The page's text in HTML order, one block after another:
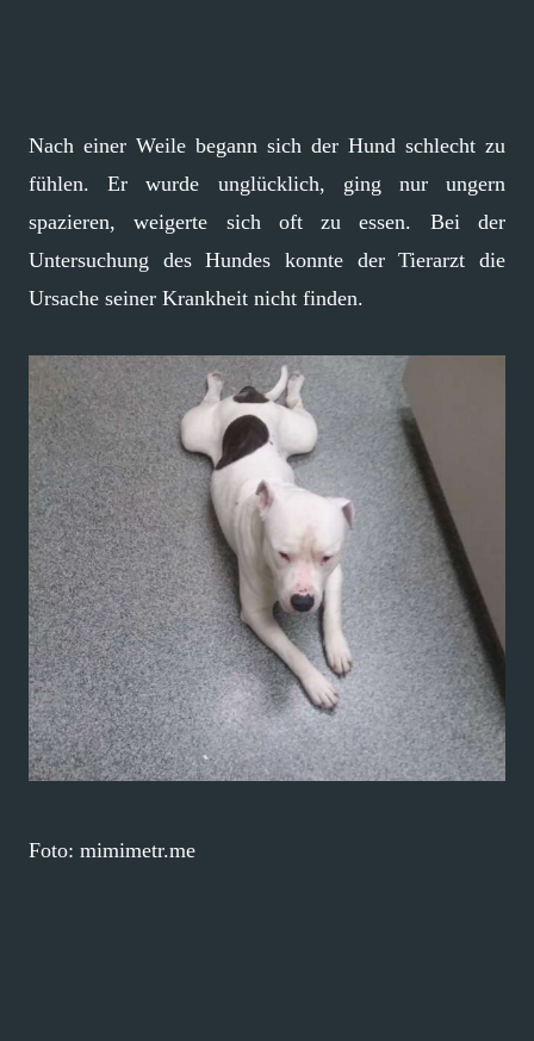
Nach einer Weile begann sich der Hund schlecht zu
fühlen. Er wurde unglücklich, ging nur ungern
spazieren, weigerte sich oft zu essen. Bei der
Untersuchung des Hundes konnte der Tierarzt die
Ursache seiner Krankheit nicht finden.
Foto: mimimetr.me